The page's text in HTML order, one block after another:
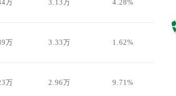
万 3.13万 4.28%
万 3.33万 1.62%
万 2.96万 9.71%